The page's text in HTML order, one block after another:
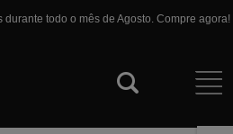
durante todo o mês de Agosto. Compre agora!